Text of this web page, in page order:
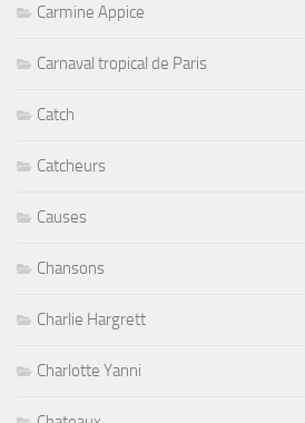
Carmine Appice
Carnaval tropical de Paris
Catch
Catcheurs
Causes
Chansons
Charlie Hargrett
Charlotte Yanni